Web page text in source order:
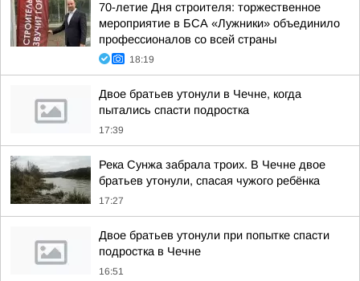
70-летие Дня строителя: торжественное
мероприятие в БСА «Лужники» объединило
профессионалов со всей страны
18:19
Двое братьев утонули в Чечне, когда
пытались спасти подростка
17:39
Река Сунжа забрала троих. В Чечне двое
братьев утонули, спасая чужого ребёнка
17:27
Двое братьев утонули при попытке спасти
подростка в Чечне
16:51